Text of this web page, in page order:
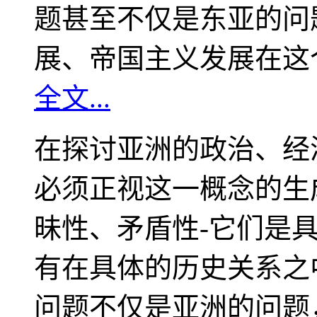
题甚至不仅是东亚的
展、帝国主义发展在
全文...
在探讨亚洲的政治、
必须正视这一概念的
昧性、矛盾性-它们是
有在具体的历史关系
问题不仅是亚洲的问